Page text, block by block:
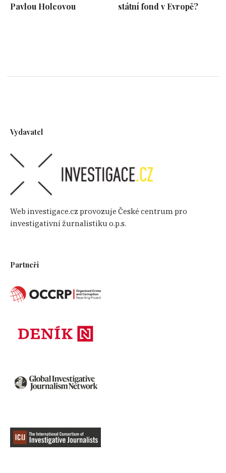
Pavlou Holcovou
státní fond v Evropě?
Vydavatel
Web investigace.cz provozuje České centrum pro
investigativní žurnalistiku o.p.s.
Partneři